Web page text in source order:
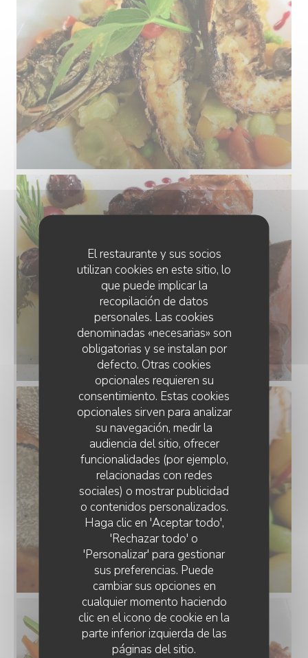
El restaurante y sus socios
utilizan cookies en este sitio, lo
que puede implicar la
recopilación de datos
personales. Las cookies
denominadas «necesarias» son
obligatorias y se instalan por
defecto. Otras cookies
opcionales requieren su
consentimiento. Estas cookies
opcionales sirven para analizar
su navegación, medir la
audiencia del sitio, ofrecer
funcionalidades (por ejemplo,
relacionadas con redes
sociales) o mostrar publicidad
o contenidos personalizados.
Haga clic en 'Aceptar todo',
'Rechazar todo' o
'Personalizar' para gestionar
sus preferencias. Puede
cambiar sus opciones en
cualquier momento haciendo
clic en el icono de cookie en la
parte inferior izquierda de las
páginas del sitio.